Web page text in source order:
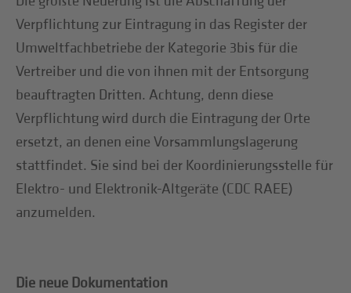
Verpflichtung zur Eintragung in das Register der
Umweltfachbetriebe der Kategorie 3bis für die
Vertreiber und die von ihnen mit der Entsorgung
beauftragten Dritten. Achtung, denn diese
Verpflichtung wird durch die Eintragung der Orte
ersetzt, an denen eine Vorsammlungslagerung
stattfindet. Sie sind bei der Koordinierungsstelle für
Elektro- und Elektronik-Altgeräte (CDC RAEE)
anzumelden.
Die neue Dokumentation